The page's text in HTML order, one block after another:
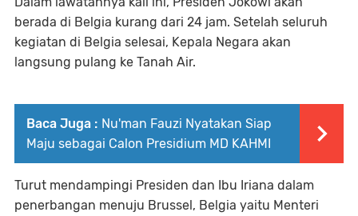
berada di Belgia kurang dari 24 jam. Setelah seluruh
kegiatan di Belgia selesai, Kepala Negara akan
langsung pulang ke Tanah Air.
Baca Juga : Nu'man Fauzi Nyatakan Siap
Maju sebagai Calon Presidium MD KAHMI
Turut mendampingi Presiden dan Ibu Iriana dalam
penerbangan menuju Brussel, Belgia yaitu Menteri